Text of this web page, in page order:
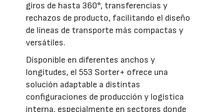
giros de hasta 360°, transferencias y
rechazos de producto, facilitando el diseño
de líneas de transporte más compactas y
versátiles.
Disponible en diferentes anchos y
longitudes, el 553 Sorter+ ofrece una
solución adaptable a distintas
configuraciones de producción y logística
interna, especialmente en sectores donde